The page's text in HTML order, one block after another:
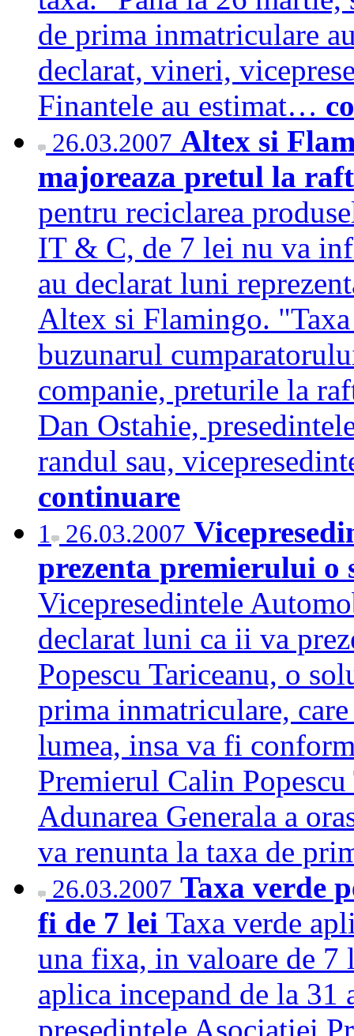
de prima inmatriculare
declarat, vineri,
Finantele au estimat…
26.03.2007 Altex si
majoreaza pretul la
pentru reciclarea
IT & C, de 7 lei nu va
au declarat luni
Altex si Flamingo.
buzunarul
companie, preturile la
Dan Ostahie,
randul sau,
continuare
1 26.03.2007
prezenta premierului o
Vicepresedintele
declarat luni ca ii va
Popescu Tariceanu, o
prima inmatriculare,
lumea, insa va fi
Premierul Calin
Adunarea Generala a
va renunta la taxa de
26.03.2007 Taxa verde
fi de 7 lei Taxa verde
una fixa, in valoare de 7
aplica incepand de la 31